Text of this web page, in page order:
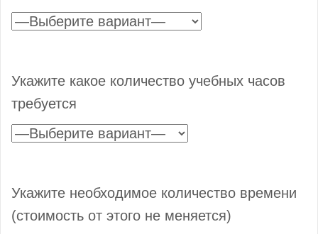
Укажите какое количество учебных часов
требуется
Укажите необходимое количество времени
(стоимость от этого не меняется)